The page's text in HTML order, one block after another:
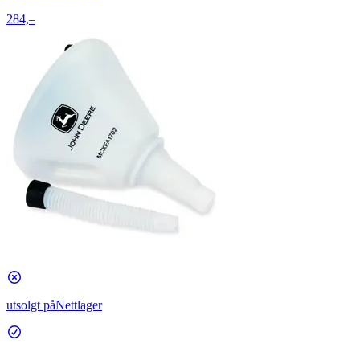
284,–
utsolgt påNettlager